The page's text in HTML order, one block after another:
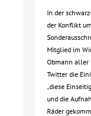
In der
der Konflikt
Mitglied im
Obmann aller
Twitter die
„diese
und die
Räder